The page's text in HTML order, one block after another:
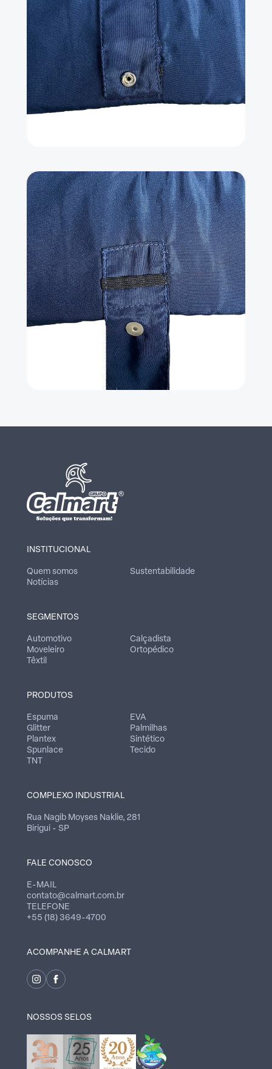
INSTITUCIONAL
Quem somos
Sustentabilidade
Notícias
SEGMENTOS
Automotivo
Calçadista
Moveleiro
Ortopédico
Têxtil
PRODUTOS
Espuma
EVA
Glitter
Palmilhas
Plantex
Sintético
Spunlace
Tecido
TNT
COMPLEXO INDUSTRIAL
Rua Nagib Moyses Naklie, 281
Birigui - SP
FALE CONOSCO
E-MAIL
contato@calmart.com.br
TELEFONE
+55 (18) 3649-4700
ACOMPANHE A CALMART
NOSSOS SELOS